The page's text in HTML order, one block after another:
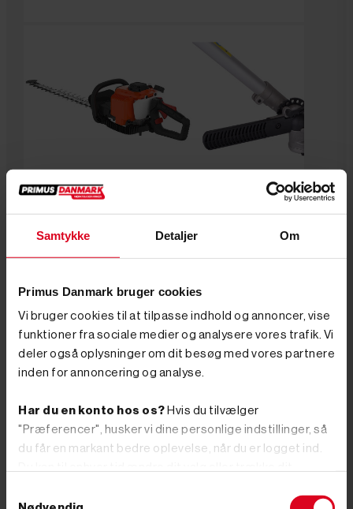
Samtykke Detaljer Om
Primus Danmark bruger cookies
Vi bruger cookies til at tilpasse indhold og annoncer, vise
funktioner fra sociale medier og analysere vores trafik. Vi
deler også oplysninger om dit besøg med vores partnere
inden for annoncering og analyse.
Har du en konto hos os? Hvis du tilvælger
"Præferencer", husker vi dine personlige indstillinger, så
du får en markant bedre oplevelse, når du er logget ind.
Vælg herunder om du vil tillade alle cookies, eller om du

Tilføj til kurv
Varenr. 8008976
1.245,00 kr
GO'
PRIS
(996,00 kr. ekskl. moms.)
Hækkeklipper Benzin - 600mm
Tilføj til kurv
Varenr. 8006481
995,00 kr GO' PRIS
inkl. moms
(796,00 kr. ekskl. moms.)
2 meter Hækkeklipper elektrisk
230 volt
Seneste fra vores blog